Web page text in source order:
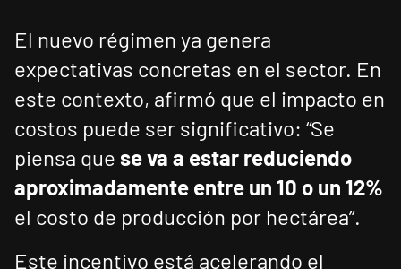
El nuevo régimen ya genera
expectativas concretas en el sector. En
este contexto, afirmó que el impacto en
costos puede ser significativo: “Se
piensa que se va a estar reduciendo
aproximadamente entre un 10 o un 12%
el costo de producción por hectárea”.
Este incentivo está acelerando el